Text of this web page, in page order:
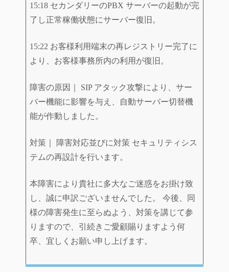
15:18 セカンダリーのPBX サーバーの起動が完
了し正常稼働状態にサーバー復旧。
15:22 お客様利用端末の再レジストリー完了に
より、お客様事務所内の利用が復旧。
障害の原因｜ SIP アタック攻撃により、サー
バー機能に影響を与え、自動サーバー切替機
能が作動しました。
対策｜ 障害対応並びに対策 セキュリティシス
テムの再設計を行います。
本障害により貴社に多大なご迷惑をお掛け致
し、誠に申訳ございませんでした。 今後、同
様の障害発生に至らぬよう、対策を講じて参
りますので、引続きご愛顧賜りますよう何
卒、宜しくお願い申し上げます。